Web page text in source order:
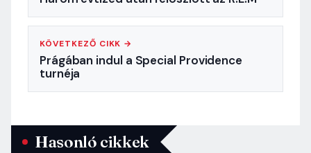
KÖVETKEZŐ CIKK →
Prágában indul a Special Providence
turnéja
Hasonló cikkek